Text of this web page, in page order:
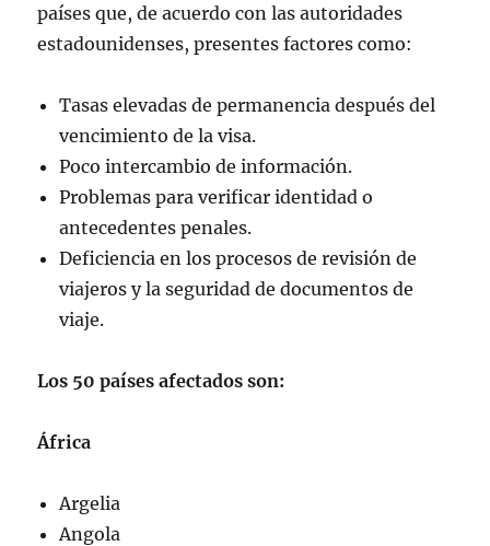
países que, de acuerdo con las autoridades
estadounidenses, presentes factores como:
Tasas elevadas de permanencia después del
vencimiento de la visa.
Poco intercambio de información.
Problemas para verificar identidad o
antecedentes penales.
Deficiencia en los procesos de revisión de
viajeros y la seguridad de documentos de
viaje.
Los 50 países afectados son:
África
Argelia
Angola